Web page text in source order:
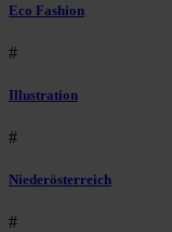
Eco Fashion
#
Illustration
#
Niederösterreich
#